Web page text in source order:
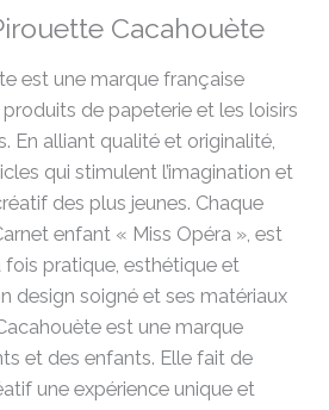
Cacahouète
est une marque française
de papeterie et les loisirs
En alliant qualité et originalité,
qui stimulent l’imagination et
des plus jeunes. Chaque
enfant « Miss Opéra », est
pratique, esthétique et
design soigné et ses matériaux
est une marque
et des enfants. Elle fait de
une expérience unique et